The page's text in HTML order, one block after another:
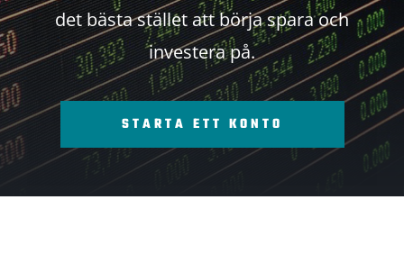
det bästa stället att börja spara och
investera på.
STARTA ETT KONTO